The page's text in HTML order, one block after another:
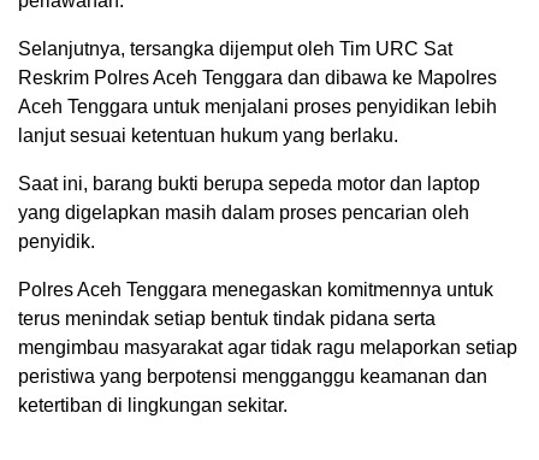
Selanjutnya, tersangka dijemput oleh Tim URC Sat
Reskrim Polres Aceh Tenggara dan dibawa ke Mapolres
Aceh Tenggara untuk menjalani proses penyidikan lebih
lanjut sesuai ketentuan hukum yang berlaku.
Saat ini, barang bukti berupa sepeda motor dan laptop
yang digelapkan masih dalam proses pencarian oleh
penyidik.
Polres Aceh Tenggara menegaskan komitmennya untuk
terus menindak setiap bentuk tindak pidana serta
mengimbau masyarakat agar tidak ragu melaporkan setiap
peristiwa yang berpotensi mengganggu keamanan dan
ketertiban di lingkungan sekitar.